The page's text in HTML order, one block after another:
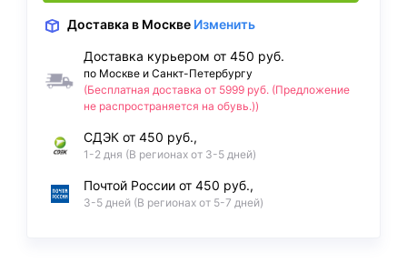
Доставка в Москве Изменить
Доставка курьером от 450 руб.
по Москве и Санкт-Петербургу
(Бесплатная доставка от 5999 руб. (Предложение
не распространяется на обувь.))
СДЭК от 450 руб.,
1-2 дня (В регионах от 3-5 дней)
Почтой России от 450 руб.,
3-5 дней (В регионах от 5-7 дней)